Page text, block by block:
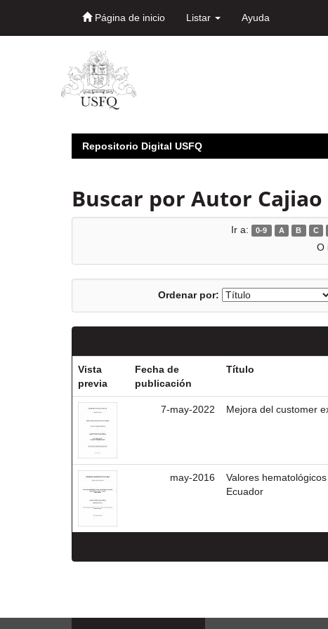
Página de inicio Listar Ayuda
Repositorio Digital USFQ
Buscar por Autor
Ir a: 0-9 A B C
O
Ordenar por:
Vista
previa
Fecha de
publicación
Título
7-may-2022 Mejora del customer
may-2016
Valores
Ecuador